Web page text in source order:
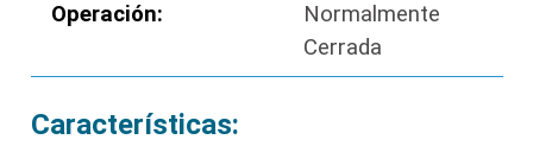
Operación:
Normalmente
Cerrada
Características: